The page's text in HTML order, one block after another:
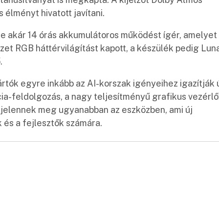
élményt hivatott javítani.
akár 14 órás akkumulátoros működést ígér, amelyet
RGB háttérvilágítást kapott, a készülék pedig
egyre inkább az AI-korszak igényeihez igazítják
feldolgozás, a nagy teljesítményű grafikus
meg ugyanabban az eszközben, ami új
a fejlesztők számára.